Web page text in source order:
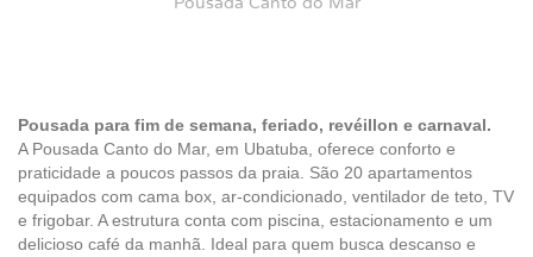
Pousada Canto do Mar
Pousada para fim de semana, feriado, revéillon e carnaval.
A Pousada Canto do Mar, em Ubatuba, oferece conforto e
praticidade a poucos passos da praia. São 20 apartamentos
equipados com cama box, ar-condicionado, ventilador de teto, TV
e frigobar. A estrutura conta com piscina, estacionamento e um
delicioso café da manhã. Ideal para quem busca descanso e